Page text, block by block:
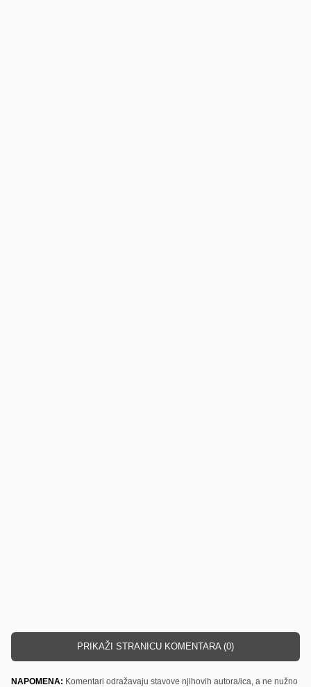
PRIKAŽI STRANICU KOMENTARA (0)
NAPOMENA: Komentari odražavaju stavove njihovih autora/ica, a ne nužno